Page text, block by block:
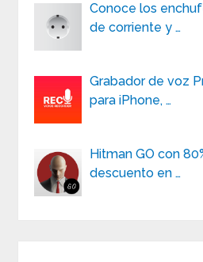
Conoce los
de corriente y …
Grabador de voz
para iPhone, …
Hitman GO con
descuento en …